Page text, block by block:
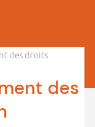
des droits
des